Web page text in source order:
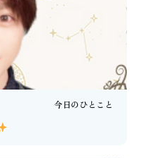
今日のひとこと